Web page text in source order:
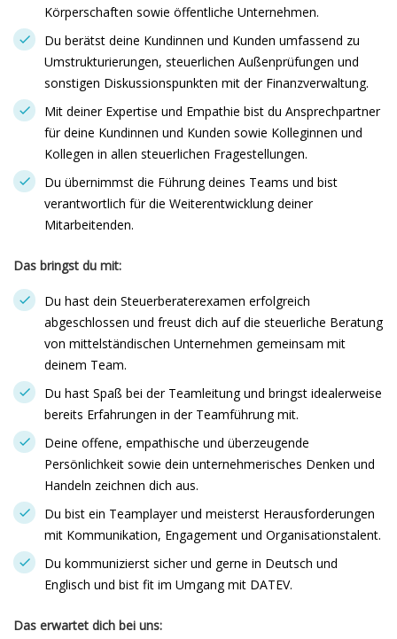
Körperschaften sowie öffentliche Unternehmen.
Du berätst deine Kundinnen und Kunden umfassend zu
Umstrukturierungen, steuerlichen Außenprüfungen und
sonstigen Diskussionspunkten mit der Finanzverwaltung.
Mit deiner Expertise und Empathie bist du Ansprechpartner
für deine Kundinnen und Kunden sowie Kolleginnen und
Kollegen in allen steuerlichen Fragestellungen.
Du übernimmst die Führung deines Teams und bist
verantwortlich für die Weiterentwicklung deiner
Mitarbeitenden.
Das bringst du mit:
Du hast dein Steuerberaterexamen erfolgreich
abgeschlossen und freust dich auf die steuerliche Beratung
von mittelständischen Unternehmen gemeinsam mit
deinem Team.
Du hast Spaß bei der Teamleitung und bringst idealerweise
bereits Erfahrungen in der Teamführung mit.
Deine offene, empathische und überzeugende
Persönlichkeit sowie dein unternehmerisches Denken und
Handeln zeichnen dich aus.
Du bist ein Teamplayer und meisterst Herausforderungen
mit Kommunikation, Engagement und Organisationstalent.
Du kommunizierst sicher und gerne in Deutsch und
Englisch und bist fit im Umgang mit DATEV.
Das erwartet dich bei uns: